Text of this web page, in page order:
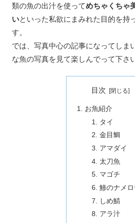
類の魚の出汁を使ってめちゃくちゃ
いといった私欲にまみれた目的を持
す。
では、写真中心の記事になってしま
な魚の写真を見て楽しんでって下さ
目次
お魚紹介
タイ
金目鯛
アマダイ
太刀魚
マゴチ
鯵のナメロ
しめ鯖
アラ汁